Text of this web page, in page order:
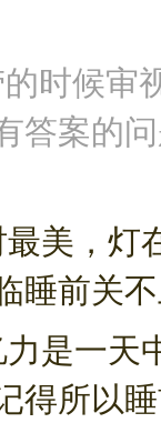
时候审
答案的
美，灯
睡前关
是一天
得所以